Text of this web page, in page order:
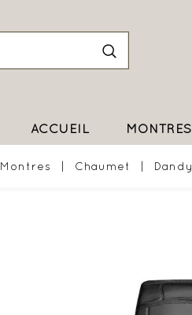
ACCUEIL MONTRES
Montres Chaumet Dandy